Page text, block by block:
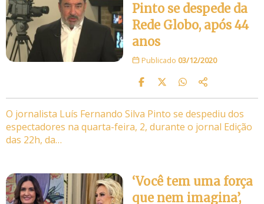
Pinto se despede da
Rede Globo, após 44
anos
Publicado 03/12/2020
O jornalista Luís Fernando Silva Pinto se despediu dos
espectadores na quarta-feira, 2, durante o jornal Edição
das 22h, da…
‘Você tem uma força
que nem imagina’,